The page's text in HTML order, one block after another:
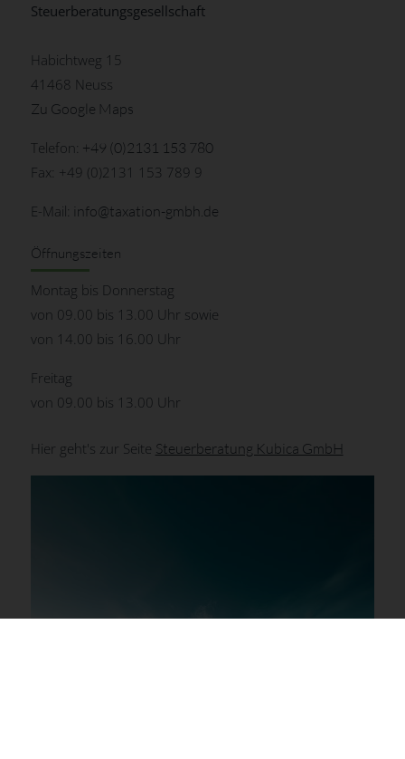
Steuerberatungsgesellschaft
Habichtweg 15
41468 Neuss
Zu Google Maps
Telefon: +49 (0)2131 153 780
Fax: +49 (0)2131 153 789 9
E-Mail: info@taxation-gmbh.de
Öffnungszeiten
Montag bis Donnerstag
von 09.00 bis 13.00 Uhr sowie
von 14.00 bis 16.00 Uhr
Freitag
von 09.00 bis 13.00 Uhr
Hier geht's zur Seite Steuerberatung Kubica GmbH